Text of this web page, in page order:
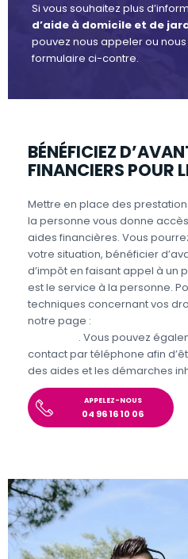
Si vous souhaitez plus
d’aide à domicile et de
pouvez nous appeler ou
formulaire ci-contre.
BÉNÉFICIEZ
FINANCIERS POUR
Mettre en place des
la personne vous donne
aides financières. Vous
votre situation, bénéficier
d’impôt en faisant appel à un
est le service à la personne.
techniques concernant vos
notre page :
. Vous pouvez
contact par téléphone afin
des aides et les démarches
APPELEZ-NOUS
04 96 16 10 06